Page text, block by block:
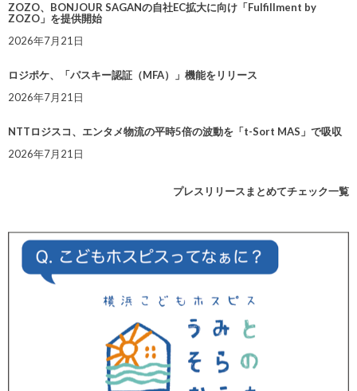
ZOZO、BONJOUR SAGANの自社EC拡大に向け「Fulfillment by
ZOZO」を提供開始
2026年7月21日
ロジポケ、「パスキー認証（MFA）」機能をリリース
2026年7月21日
NTTロジスコ、エンタメ物流の平時5倍の波動を「t-Sort MAS」で吸収
2026年7月21日
プレスリリースまとめてチェック一覧